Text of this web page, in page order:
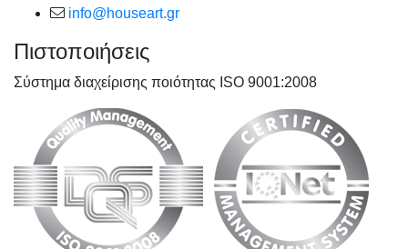
info@houseart.gr
Πιστοποιήσεις
Σύστημα διαχείρισης ποιότητας ISO 9001:2008